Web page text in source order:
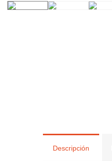
Descripción